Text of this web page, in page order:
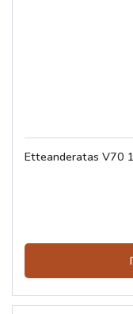
Etteanderatas V70